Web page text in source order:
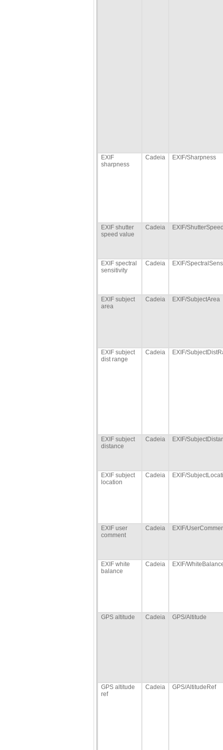
EXIF
sharpness
Cadeia EXIF/Sharpness
EXIF shutter
speed value
Cadeia EXIF/
EXIF spectral
sensitivity
Cadeia EXIF/
EXIF subject
area
Cadeia EXIF/SubjectArea
EXIF subject
dist range
Cadeia EXIF/
EXIF subject
distance
Cadeia EXIF/
EXIF subject
location
Cadeia EXIF/
EXIF user
comment
Cadeia EXIF/
EXIF white
balance
Cadeia EXIF/
GPS altitude Cadeia GPS/Altitude
GPS altitude
ref
Cadeia GPS/AltitudeRef